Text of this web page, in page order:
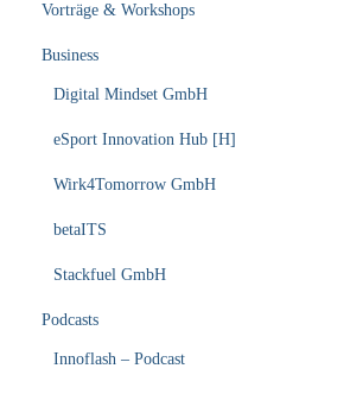
Vorträge & Workshops
Business
Digital Mindset GmbH
eSport Innovation Hub [H]
Wirk4Tomorrow GmbH
betaITS
Stackfuel GmbH
Podcasts
Innoflash – Podcast